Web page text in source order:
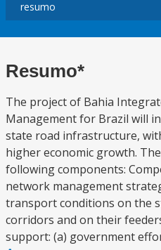
Resumo*
The project of Bahia
Management for Brazil will
state road infrastructure,
higher economic growth.
following components:
network management
transport conditions on the
corridors and on their
support: (a) government